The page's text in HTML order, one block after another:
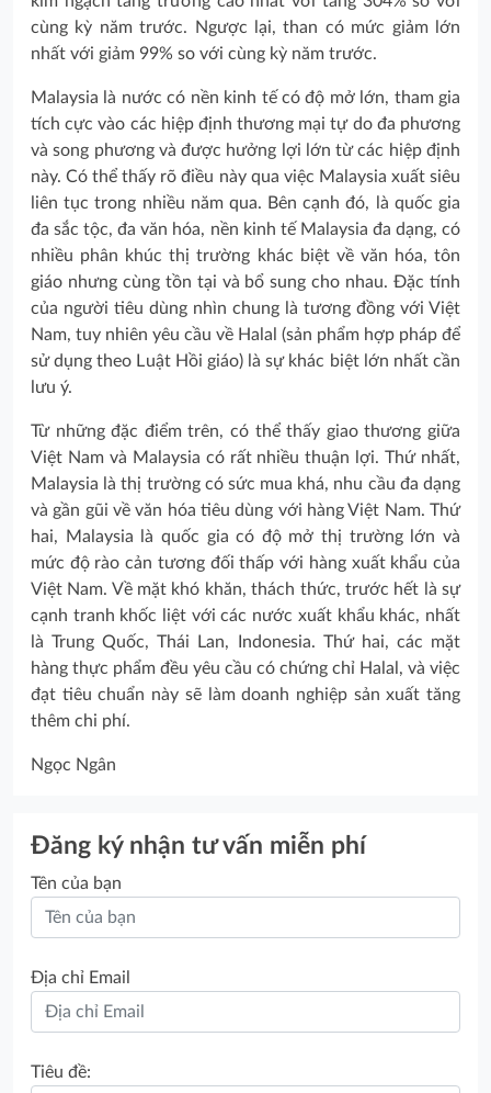
cùng kỳ năm trước. Ngược lại, than có mức giảm lớn
nhất với giảm 99% so với cùng kỳ năm trước.
Malaysia là nước có nền kinh tế có độ mở lớn, tham gia
tích cực vào các hiệp định thương mại tự do đa phương
và song phương và được hưởng lợi lớn từ các hiệp định
này. Có thể thấy rõ điều này qua việc Malaysia xuất siêu
liên tục trong nhiều năm qua. Bên cạnh đó, là quốc gia
đa sắc tộc, đa văn hóa, nền kinh tế Malaysia đa dạng, có
nhiều phân khúc thị trường khác biệt về văn hóa, tôn
giáo nhưng cùng tồn tại và bổ sung cho nhau. Đặc tính
của người tiêu dùng nhìn chung là tương đồng với Việt
Nam, tuy nhiên yêu cầu về Halal (sản phẩm hợp pháp để
sử dụng theo Luật Hồi giáo) là sự khác biệt lớn nhất cần
lưu ý.
Từ những đặc điểm trên, có thể thấy giao thương giữa
Việt Nam và Malaysia có rất nhiều thuận lợi. Thứ nhất,
Malaysia là thị trường có sức mua khá, nhu cầu đa dạng
và gần gũi về văn hóa tiêu dùng với hàng Việt Nam. Thứ
hai, Malaysia là quốc gia có độ mở thị trường lớn và
mức độ rào cản tương đối thấp với hàng xuất khẩu của
Việt Nam. Về mặt khó khăn, thách thức, trước hết là sự
cạnh tranh khốc liệt với các nước xuất khẩu khác, nhất
là Trung Quốc, Thái Lan, Indonesia. Thứ hai, các mặt
hàng thực phẩm đều yêu cầu có chứng chỉ Halal, và việc
đạt tiêu chuẩn này sẽ làm doanh nghiệp sản xuất tăng
thêm chi phí.
Ngọc Ngân
Đăng ký nhận tư vấn miễn phí
Tên của bạn
Địa chỉ Email
Tiêu đề: